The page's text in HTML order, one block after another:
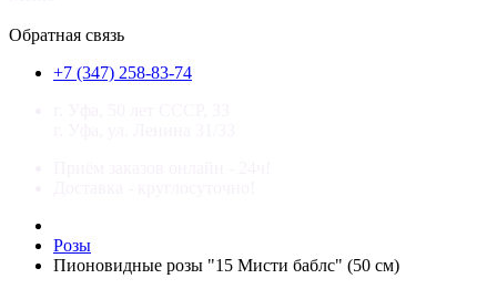
Обратная связь
+7 (347) 258-83-74
Розы
Пионовидные розы "15 Мисти баблс" (50 см)